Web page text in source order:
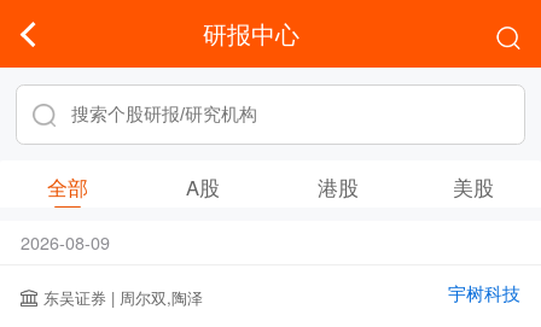
研报中心
全部 A股 港股 美股
2026-08-09
东吴证券 | 周尔双,陶泽 宇树科技